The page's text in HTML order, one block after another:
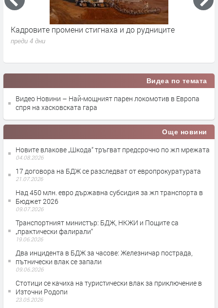
Кадровите промени стигнаха и до рудниците
преди 4 дни
Видеа по темата
Видео Новини – Най-мощният парен локомотив в Европа
спря на хасковската гара
Още новини
Новите влакове „Шкода“ тръгват предсрочно по жп мрежата
04.08.2026
17 договора на БДЖ се разследват от европрокуратурата
21.07.2026
Над 450 млн. евро държавна субсидия за жп транспорта в
Бюджет 2026
09.07.2026
Транспортният министър: БДЖ, НКЖИ и Пощите са
„практически фалирали“
19.06.2026
Два инцидента в БДЖ за часове: Железничар пострада,
пътнически влак се запали
09.06.2026
Стотици се качиха на туристически влак за приключение в
Източни Родопи
23.05.2026